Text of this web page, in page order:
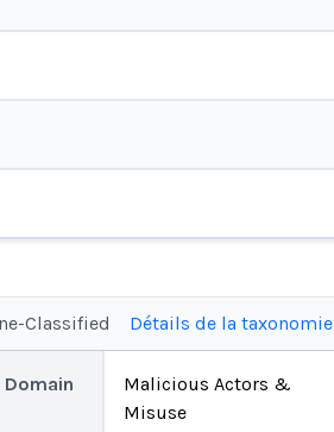
Classified Détails de la taxonomie
Domain
Malicious Actors &
Misuse